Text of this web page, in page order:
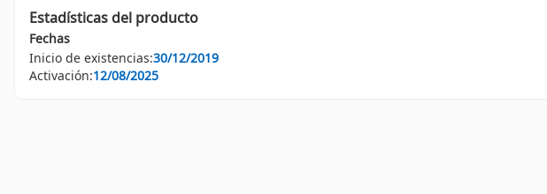
Estadísticas del producto
Fechas
Inicio de existencias:30/12/2019
Activación:12/08/2025